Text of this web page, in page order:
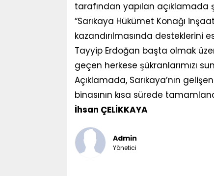
tarafından yapılan açıklamada
“Sarıkaya Hükümet Konağı
kazandırılmasında desteklerini
Tayyip Erdoğan başta olmak
geçen herkese şükranlarımızı
Açıklamada, Sarıkaya’nın
binasının kısa sürede
İhsan ÇELİKKAYA
Admin
Yönetici